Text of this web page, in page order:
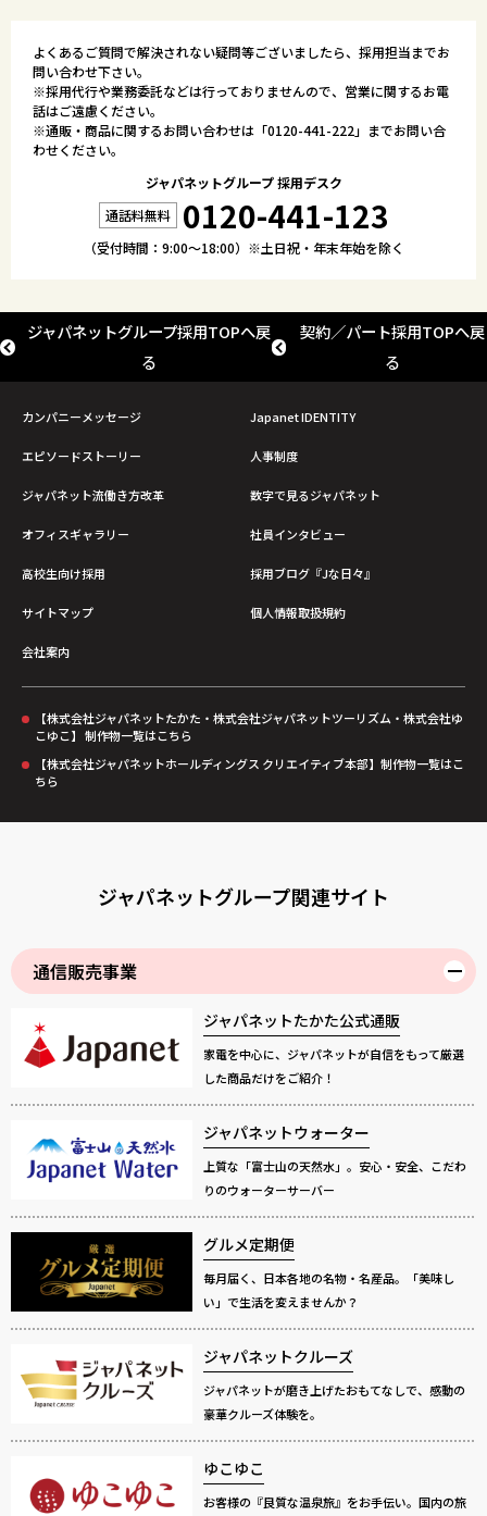
よくあるご質問で解決されない疑問等ございましたら、採用担当までお
問い合わせ下さい。
※採用代行や業務委託などは行っておりませんので、営業に関するお電
話はご遠慮ください。
※通販・商品に関するお問い合わせは「0120-441-222」までお問い合
わせください。
ジャパネットグループ 採用デスク
0120-441-123
（受付時間：9:00～18:00）※土日祝・年末年始を除く
ジャパネットグループ採用TOPへ戻
る
契約／パート採用TOPへ戻
る
カンパニーメッセージ Japanet IDENTITY
エピソードストーリー 人事制度
ジャパネット流働き方改革 数字で見るジャパネット
オフィスギャラリー 社員インタビュー
高校生向け採用 採用ブログ『Jな日々』
サイトマップ 個人情報取扱規約
会社案内
【株式会社ジャパネットたかた・株式会社ジャパネットツーリズム・株式会社ゆ
こゆこ】 制作物一覧はこちら
【株式会社ジャパネットホールディングス クリエイティブ本部】制作物一覧はこ
ちら
ジャパネットグループ関連サイト
通信販売事業
ジャパネットたかた公式通販
家電を中心に、ジャパネットが自信をもって厳選
した商品だけをご紹介！
ジャパネットウォーター
上質な「富士山の天然水」。安心・安全、こだわ
りのウォーターサーバー
グルメ定期便
毎月届く、日本各地の名物・名産品。「美味し
い」で生活を変えませんか？
ジャパネットクルーズ
ジャパネットが磨き上げたおもてなしで、感動の
豪華クルーズ体験を。
ゆこゆこ
お客様の『良質な温泉旅』をお手伝い。国内の旅